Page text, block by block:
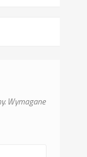
Wymagane